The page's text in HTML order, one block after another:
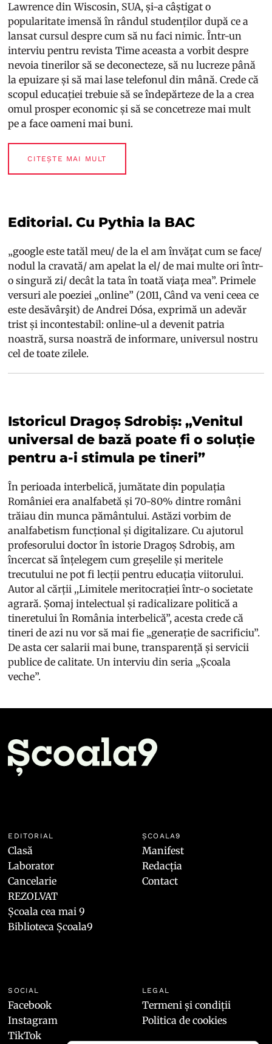
Lawrence din Wiscosin, SUA, și-a câștigat o
popularitate imensă în rândul studenților după ce a
lansat cursul despre cum să nu faci nimic. Într-un
interviu pentru revista Time aceasta a vorbit despre
nevoia tinerilor să se deconecteze, să nu lucreze până
la epuizare și să mai lase telefonul din mână. Crede că
scopul educației trebuie să se îndepărteze de la a crea
omul prosper economic și să se concetreze mai mult
pe a face oameni mai buni.
CITEȘTE MAI MULT
Editorial. Cu Pythia la BAC
„google este tatăl meu/ de la el am învăţat cum se face/
nodul la cravată/ am apelat la el/ de mai multe ori într-
o singură zi/ decât la tata în toată viaţa mea”. Primele
versuri ale poeziei „online” (2011, Când va veni ceea ce
este desăvârşit) de Andrei Dósa, exprimă un adevăr
trist și incontestabil: online-ul a devenit patria
noastră, sursa noastră de informare, universul nostru
cel de toate zilele.
Istoricul Dragoș Sdrobiș: „Venitul
universal de bază poate fi o soluție
pentru a-i stimula pe tineri”
În perioada interbelică, jumătate din populația
României era analfabetă și 70-80% dintre români
trăiau din munca pământului. Astăzi vorbim de
analfabetism funcțional și digitalizare. Cu ajutorul
profesorului doctor în istorie Dragoș Sdrobiș, am
încercat să înțelegem cum greșelile și meritele
trecutului ne pot fi lecții pentru educația viitorului.
Autor al cărții ,,Limitele meritocrației într-o societate
agrară. Șomaj intelectual și radicalizare politică a
tineretului în România interbelică”, acesta crede că
tineri de azi nu vor să mai fie „generație de sacrificiu”.
De asta cer salarii mai bune, transparență și servicii
publice de calitate. Un interviu din seria „Școala
veche”.
EDITORIAL
Clasă
Laborator
Cancelarie
REZOLVAT
Școala cea mai 9
Biblioteca Școala9
ȘCOALA9
Manifest
Redacția
Contact
SOCIAL
Facebook
Instagram
TikTok
LEGAL
Termeni și condiții
Politica de cookies